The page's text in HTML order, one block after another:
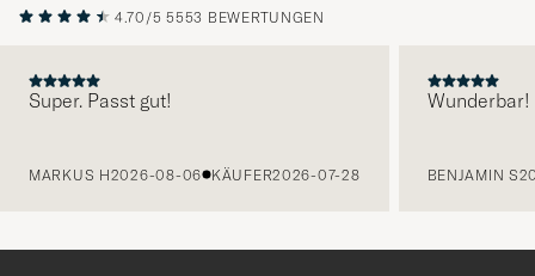
4.70/5 5553 BEWERTUNGEN
Super. Passt gut!
MARKUS H2026-08-06 KÄUFER2026-07-28
Wunderbar!
BENJAMIN S